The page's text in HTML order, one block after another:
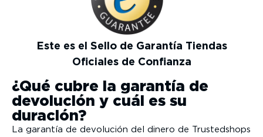
Este es el Sello de Garantía Tiendas
Oficiales de Confianza
¿Qué cubre la garantía de
devolución y cuál es su
duración?
La garantía de devolución del dinero de Trustedshops